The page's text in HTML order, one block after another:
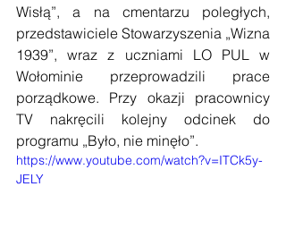
Wisłą”, a na cmentarzu poległych,
przedstawiciele Stowarzyszenia „Wizna
1939”, wraz z uczniami LO PUL w
Wołominie przeprowadzili prace
porządkowe. Przy okazji pracownicy
TV nakręcili kolejny odcinek do
programu „Było, nie minęło”.
https://www.youtube.com/watch?v=ITCk5y-
JELY